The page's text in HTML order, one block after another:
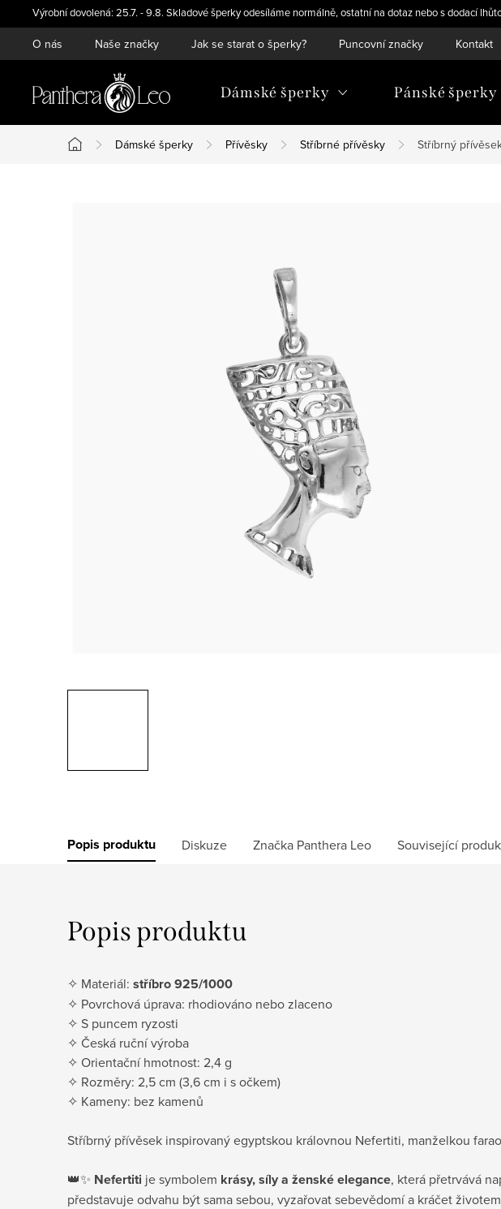
na
obsah
Výrobní dovolená: 25.7. - 9.8. Skladové šperky odesíláme normálně, ostatní na dotaz nebo s dodací
O nás Naše značky Jak se starat o šperky? Puncovní značky Kontakt
Dámské šperky Pánské šperky
Domů
Dámské šperky Přívěsky Stříbrné přívěsky Stříbrný
Popis produktu Diskuze Značka Panthera Leo Související
Popis produktu
✧ Materiál: stříbro 925/1000
✧ Povrchová úprava: rhodiováno nebo zlaceno
✧ S puncem ryzosti
✧ Česká ruční výroba
✧ Orientační hmotnost: 2,4 g
✧ Rozměry: 2,5 cm (3,6 cm i s očkem)
✧ Kameny: bez kamenů
Stříbrný přívěsek inspirovaný egyptskou královnou Nefertiti, manželkou
👑✨ Nefertiti je symbolem krásy, síly a ženské elegance, která přetrvává
představuje odvahu být sama sebou, vyzařovat sebevědomí a kráčet